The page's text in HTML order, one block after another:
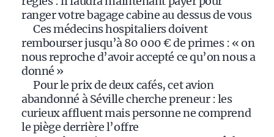
ranger votre bagage cabine au dessus de vous
Ces médecins hospitaliers doivent
rembourser jusqu’à 80 000 € de primes : « on
nous reproche d’avoir accepté ce qu’on nous a
donné »
Pour le prix de deux cafés, cet avion
abandonné à Séville cherche preneur : les
curieux affluent mais personne ne comprend
le piège derrière l’offre